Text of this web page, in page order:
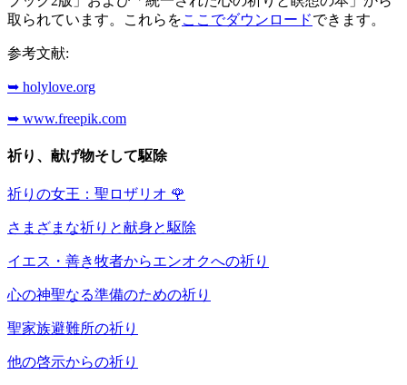
取られています。これらをここでダウンロードできます。
参考文献:
➥ holylove.org
➥ www.freepik.com
祈り、献げ物そして駆除
祈りの女王：聖ロザリオ 🌹
さまざまな祈りと献身と駆除
イエス・善き牧者からエンオクへの祈り
心の神聖なる準備のための祈り
聖家族避難所の祈り
他の啓示からの祈り